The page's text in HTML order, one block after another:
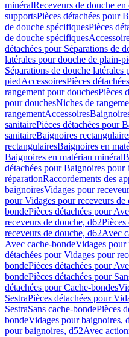
minéralReceveurs de douche
supportsPièces détachées pour
de douche spécifiquesPièces
de douche spécifiques
détachées pour Séparations de
latérales pour douche de plain-
Séparations de douche
piedAccessoiresPièces
rangement pour douchesPièces
pour douchesNiches de
rangementAccessoires
sanitairePièces détachées pour
sanitaireBaignoires
rectangulairesBaignoires en
Baignoires en matériau minéral
détachées pour Baignoires pour
réparationRaccordements des
baignoiresVidages pour
pour Vidages pour receveurs de
bondePièces détachées pour
receveurs de douche, d62Pièces
receveurs de douche, d62Avec
Avec cache-bondeVidages pour
détachées pour Vidages pour
bondePièces détachées pour
bondePièces détachées pour
détachées pour Cache-bondes
SestraPièces détachées pour
SestraSans cache-bondePièces
bondeVidages pour baignoires,
pour baignoires, d52Avec